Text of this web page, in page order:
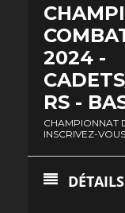
2024 -
RS -
CHAMPIONNAT
INSCRIVEZ-